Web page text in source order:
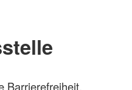
Barrierefreiheit,